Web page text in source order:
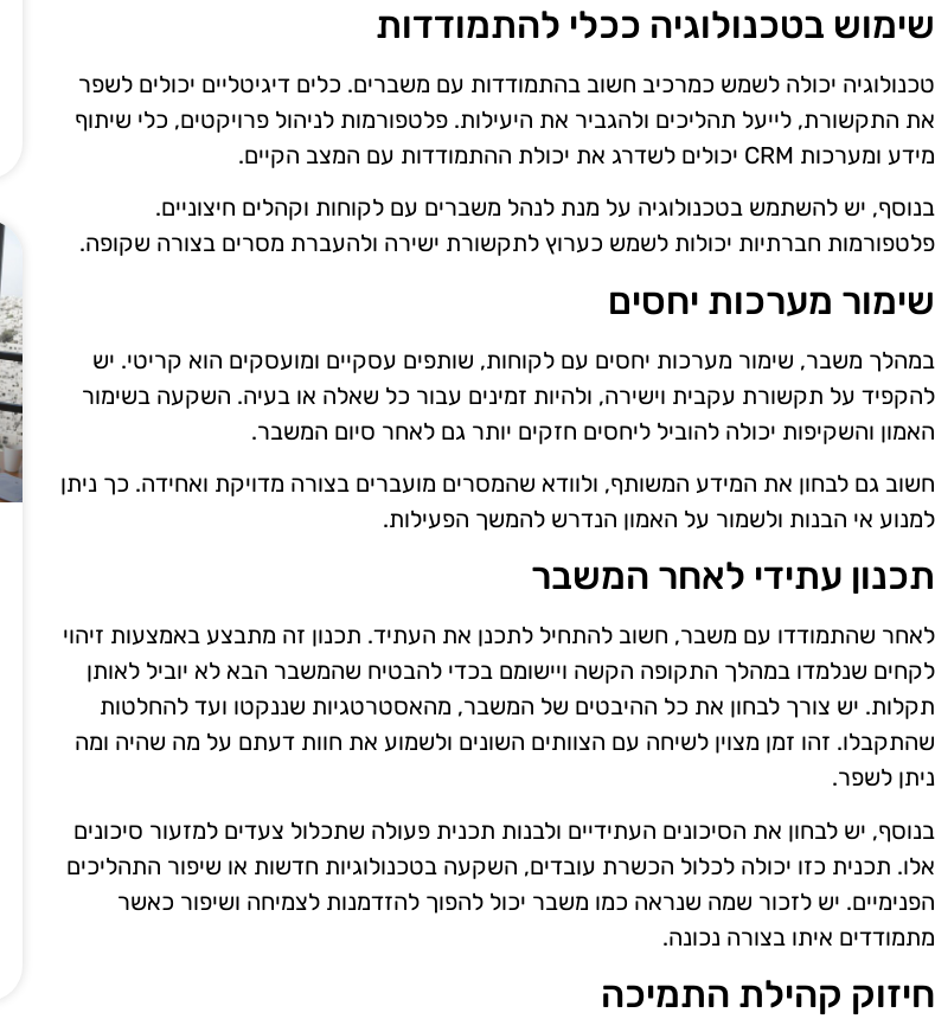
שימוש בטכנולוגיה ככלי להתמודדות
טכנולוגיה יכולה לשמש כמרכיב חשוב בהתמודדות עם משברים. כלים דיגיטליים יכולים לשפר
את התקשורת, לייעל תהליכים ולהגביר את היעילות. פלטפורמות לניהול פרויקטים, כלי שיתוף
מידע ומערכות CRM יכולים לשדרג את יכולת ההתמודדות עם המצב הקיים.
בנוסף, יש להשתמש בטכנולוגיה על מנת לנהל משברים עם לקוחות וקהלים חיצוניים.
פלטפורמות חברתיות יכולות לשמש כערוץ לתקשורת ישירה ולהעברת מסרים בצורה שקופה.
שימור מערכות יחסים
במהלך משבר, שימור מערכות יחסים עם לקוחות, שותפים עסקיים ומועסקים הוא קריטי. יש
להקפיד על תקשורת עקבית וישירה, ולהיות זמינים עבור כל שאלה או בעיה. השקעה בשימור
האמון והשקיפות יכולה להוביל ליחסים חזקים יותר גם לאחר סיום המשבר.
חשוב גם לבחון את המידע המשותף, ולוודא שהמסרים מועברים בצורה מדויקת ואחידה. כך ניתן
למנוע אי הבנות ולשמור על האמון הנדרש להמשך הפעילות.
תכנון עתידי לאחר המשבר
לאחר שהתמודדו עם משבר, חשוב להתחיל לתכנן את העתיד. תכנון זה מתבצע באמצעות זיהוי
לקחים שנלמדו במהלך התקופה הקשה ויישומם בכדי להבטיח שהמשבר הבא לא יוביל לאותן
תקלות. יש צורך לבחון את כל ההיבטים של המשבר, מהאסטרטגיות שננקטו ועד להחלטות
שהתקבלו. זהו זמן מצוין לשיחה עם הצוותים השונים ולשמוע את חוות דעתם על מה שהיה ומה
ניתן לשפר.
בנוסף, יש לבחון את הסיכונים העתידיים ולבנות תכנית פעולה שתכלול צעדים למזעור סיכונים
אלו. תכנית כזו יכולה לכלול הכשרת עובדים, השקעה בטכנולוגיות חדשות או שיפור התהליכים
הפנימיים. יש לזכור שמה שנראה כמו משבר יכול להפוך להזדמנות לצמיחה ושיפור כאשר
מתמודדים איתו בצורה נכונה.
חיזוק קהילת התמיכה